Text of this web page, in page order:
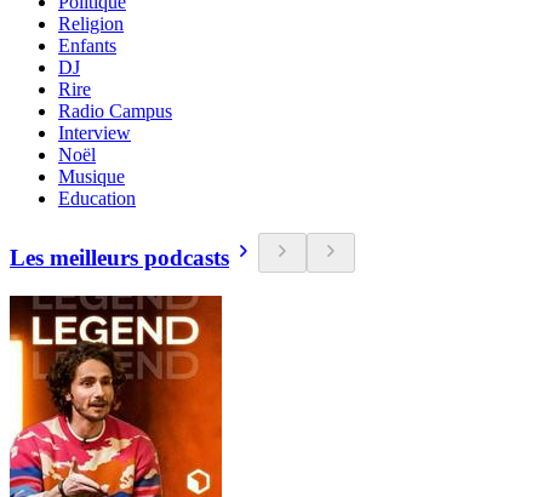
Religion
Enfants
DJ
Rire
Radio Campus
Interview
Noël
Musique
Education
Les meilleurs podcasts